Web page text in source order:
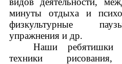
минуты отдыха и
физкультурные
упражнения и др.
Наши ребятишки
техники рисования,